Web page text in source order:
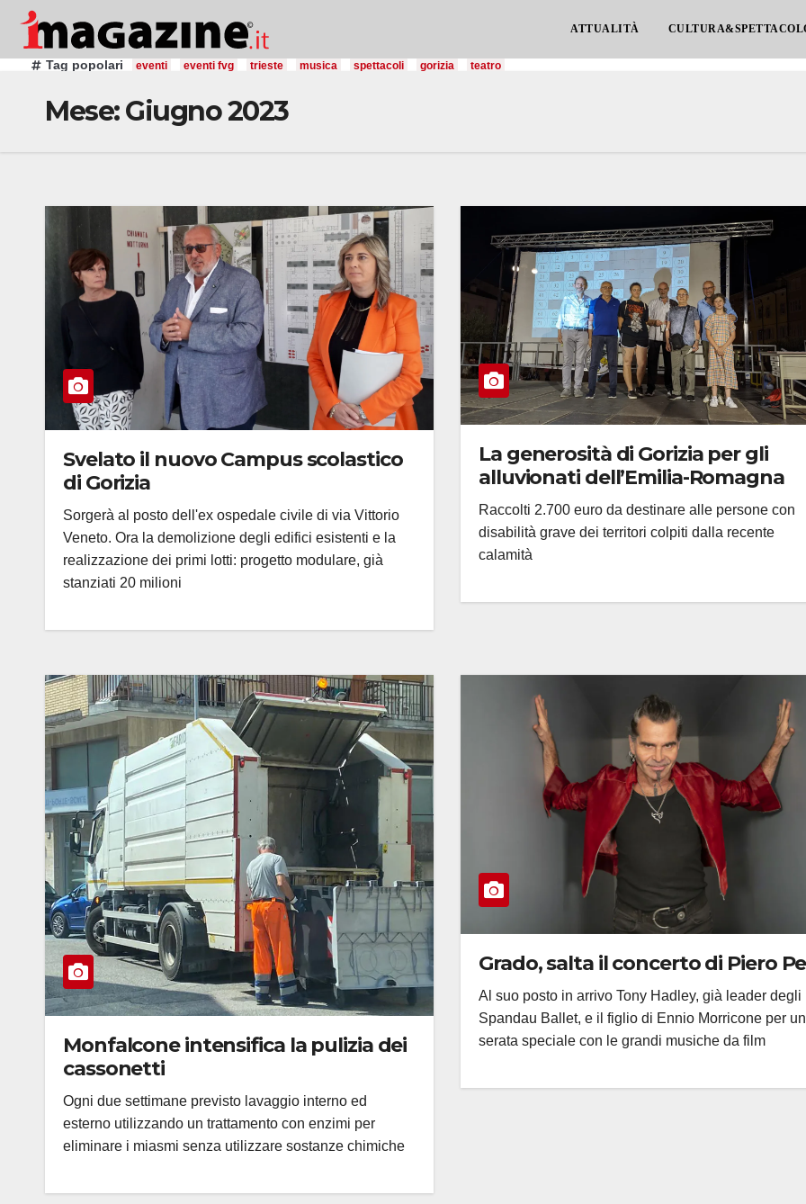
contenuto
ATTUALITÀ
Tag popolari eventi eventi fvg trieste musica spettacoli gorizia teatro
Mese:Giugno 2023
Svelato il nuovo Campus scolastico
di Gorizia
Sorgerà al posto dell'ex ospedale civile di via Vittorio
Veneto. Ora la demolizione degli edifici esistenti e la
realizzazione dei primi lotti: progetto modulare, già
stanziati 20 milioni
La generosità di Gorizia per gli
alluvionati dell’Emilia-Romagna
Raccolti 2.700 euro da destinare alle persone con
disabilità grave dei territori colpiti dalla recente
calamità
Monfalcone intensifica la pulizia dei
cassonetti
Ogni due settimane previsto lavaggio interno ed
esterno utilizzando un trattamento con enzimi per
eliminare i miasmi senza utilizzare sostanze chimiche
Grado, salta il concerto di Piero
Al suo posto in arrivo Tony Hadley, già leader degli
Spandau Ballet, e il figlio di Ennio Morricone per
serata speciale con le grandi musiche da film